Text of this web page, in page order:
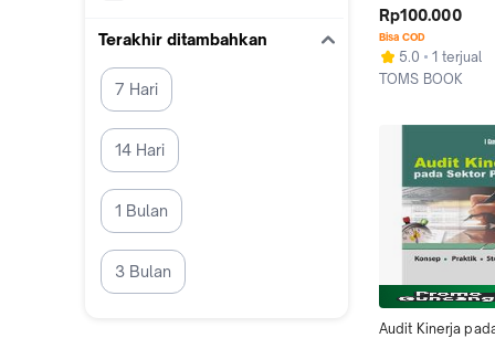
Terakhir ditambahkan
7 Hari
14 Hari
1 Bulan
3 Bulan
Barang dan Jasa
Publik
Rp100.000
Bisa COD
5.0
1 terjual
TOMS BOOK
Audit Kinerja